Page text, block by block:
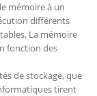
mémoire à un
différents
La mémoire
fonction des
de stockage, que
tirent